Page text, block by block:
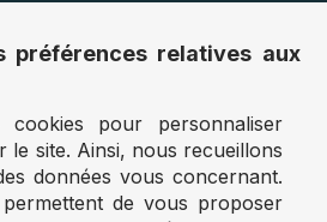
:
www.jigsawpuzzle.co.uk
revendeurs / détaillants
avez un magasin ?
à nos prix revendeurs ?
préférences relatives aux
cookies pour personnaliser
le site. Ainsi, nous recueillons
données vous concernant.
de vous proposer